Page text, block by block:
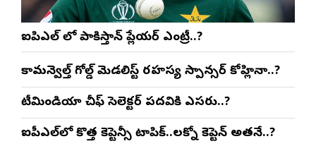
ఐపిఎల్ లో పాకిస్తాన్ ప్లేయర్ ఎంట్రీ..?
కామన్వెల్త్ గోల్డ్ మెడలిస్ట్ రహస్య స్పాన్సర్ కోహ్లినా..?
టీమిండియా చీఫ్ సెలెక్టర్ పదవికి ఎసరు..?
ఐపీఎల్‌లో కొత్త కెప్టెన్సీ టాపిక్..లక్నో కెప్టెన్ అతనే..?